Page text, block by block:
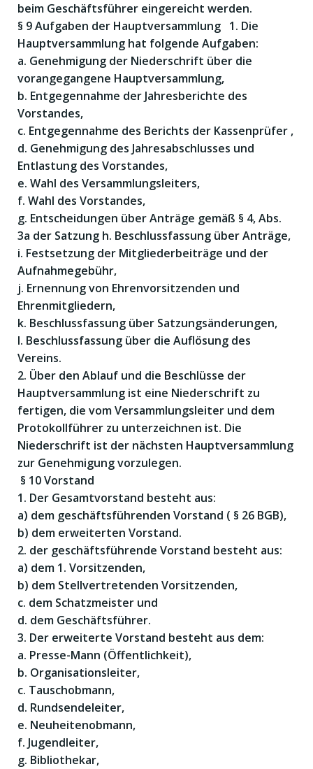
beim Geschäftsführer eingereicht werden.
§ 9 Aufgaben der Hauptversammlung 1. Die
Hauptversammlung hat folgende Aufgaben:
a. Genehmigung der Niederschrift über die
vorangegangene Hauptversammlung,
b. Entgegennahme der Jahresberichte des
Vorstandes,
c. Entgegennahme des Berichts der Kassenprüfer ,
d. Genehmigung des Jahresabschlusses und
Entlastung des Vorstandes,
e. Wahl des Versammlungsleiters,
f. Wahl des Vorstandes,
g. Entscheidungen über Anträge gemäß § 4, Abs.
3a der Satzung h. Beschlussfassung über Anträge,
i. Festsetzung der Mitgliederbeiträge und der
Aufnahmegebühr,
j. Ernennung von Ehrenvorsitzenden und
Ehrenmitgliedern,
k. Beschlussfassung über Satzungsänderungen,
l. Beschlussfassung über die Auflösung des
Vereins.
2. Über den Ablauf und die Beschlüsse der
Hauptversammlung ist eine Niederschrift zu
fertigen, die vom Versammlungsleiter und dem
Protokollführer zu unterzeichnen ist. Die
Niederschrift ist der nächsten Hauptversammlung
zur Genehmigung vorzulegen.
§ 10 Vorstand
1. Der Gesamtvorstand besteht aus:
a) dem geschäftsführenden Vorstand ( § 26 BGB),
b) dem erweiterten Vorstand.
2. der geschäftsführende Vorstand besteht aus:
a) dem 1. Vorsitzenden,
b) dem Stellvertretenden Vorsitzenden,
c. dem Schatzmeister und
d. dem Geschäftsführer.
3. Der erweiterte Vorstand besteht aus dem:
a. Presse-Mann (Öffentlichkeit),
b. Organisationsleiter,
c. Tauschobmann,
d. Rundsendeleiter,
e. Neuheitenobmann,
f. Jugendleiter,
g. Bibliothekar,